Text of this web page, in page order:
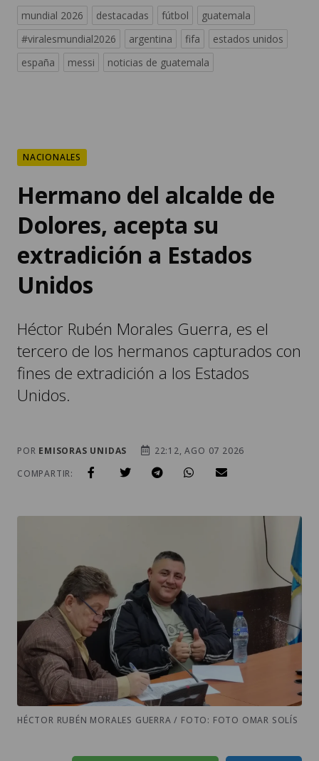
mundial 2026 destacadas fútbol
guatemala
#viralesmundial2026
argentina fifa
estados unidos
españa
messi noticias de guatemala
NACIONALES
Hermano del alcalde de
Dolores, acepta su
extradición a Estados
Unidos
Héctor Rubén Morales Guerra, es el
tercero de los hermanos capturados con
fines de extradición a los Estados
Unidos.
POR EMISORAS UNIDAS
22:12, AGO 07 2026
COMPARTIR:
HÉCTOR RUBÉN MORALES GUERRA / FOTO: FOTO OMAR SOLÍS